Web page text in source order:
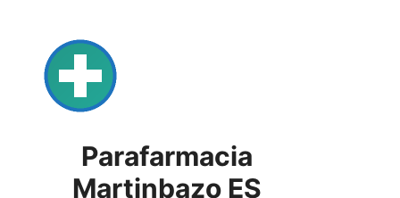
content
Parafarmacia
Martinbazo ES